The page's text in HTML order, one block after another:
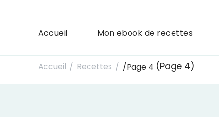
Accueil Mon ebook de recettes
Accueil / Recettes / /Page 4 (Page 4)